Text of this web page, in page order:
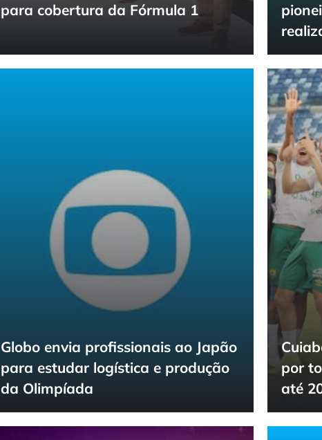
para cobertura da Fórmula 1
Globo envia profissionais ao Japão
para estudar logística e produção
da Olimpíada
por
até